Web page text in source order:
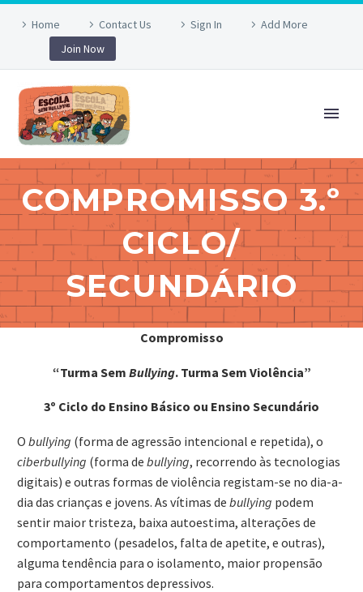
Home Contact Us Sign In
Add More
Join Now
COMPROMISSO 3.º
CICLO/
SECUNDÁRIO
Compromisso
“Turma Sem Bullying. Turma Sem Violência”
3º Ciclo do Ensino Básico ou Ensino Secundário
O bullying (forma de agressão intencional e repetida), o
ciberbullying (forma de bullying, recorrendo às tecnologias
digitais) e outras formas de violência registam-se no dia-a-
dia das crianças e jovens. As vítimas de bullying podem
sentir maior tristeza, baixa autoestima, alterações de
comportamento (pesadelos, falta de apetite, e outras),
alguma tendência para o isolamento, maior propensão
para comportamentos depressivos.